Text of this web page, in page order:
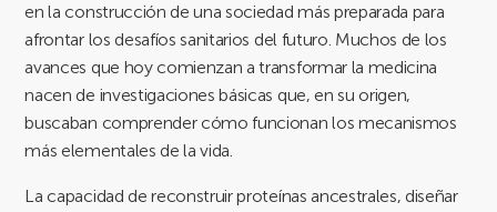
en la construcción de una sociedad más preparada para
afrontar los desafíos sanitarios del futuro. Muchos de los
avances que hoy comienzan a transformar la medicina
nacen de investigaciones básicas que, en su origen,
buscaban comprender cómo funcionan los mecanismos
más elementales de la vida.
La capacidad de reconstruir proteínas ancestrales, diseñar